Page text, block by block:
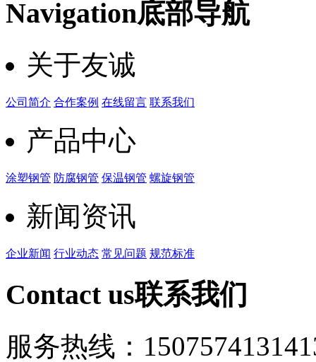
Navigation底部导航
关于友诚
公司简介 合作案例 在线留言 联系我们
产品中心
涂塑钢管 防腐钢管 保温钢管 螺旋钢管
新闻资讯
企业新闻 行业动态 常见问题 规范标准
Contact us联系我们
服务热线：15075741314